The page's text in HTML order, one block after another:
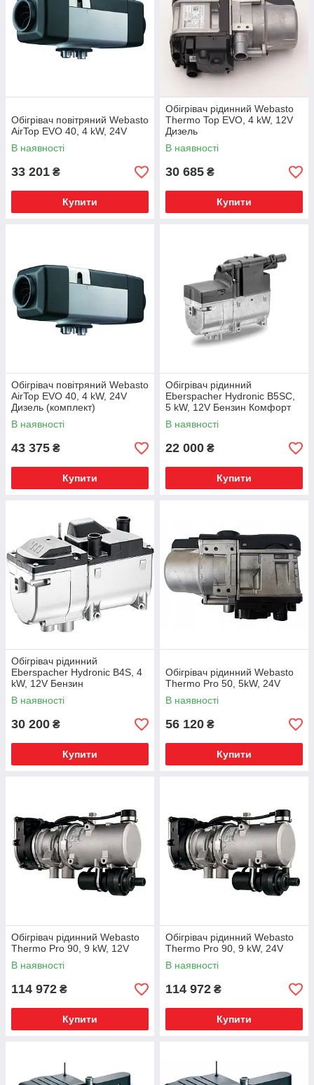
Обігрівач повітряний Webasto
AirTop EVO 40, 4 kW, 24V
В наявності
33 201 ₴
Купити
Обігрівач рідинний Webasto
Thermo Top EVO, 4 kW, 12V
Дизель
В наявності
30 685 ₴
Купити
Обігрівач повітряний Webasto
AirTop EVO 40, 4 kW, 24V
Дизель (комплект)
В наявності
43 375 ₴
Купити
Обігрівач рідинний
Eberspacher Hydronic B5SC,
5 kW, 12V Бензин Комфорт
В наявності
22 000 ₴
Купити
Обігрівач рідинний
Eberspacher Hydronic B4S, 4
kW, 12V Бензин
В наявності
30 200 ₴
Купити
Обігрівач рідинний Webasto
Thermo Pro 50, 5kW, 24V
В наявності
56 120 ₴
Купити
Обігрівач рідинний Webasto
Thermo Pro 90, 9 kW, 12V
В наявності
114 972 ₴
Купити
Обігрівач рідинний Webasto
Thermo Pro 90, 9 kW, 24V
В наявності
114 972 ₴
Купити